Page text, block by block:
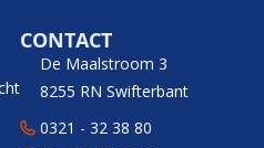
CONTACT
De Maalstroom 3
8255 RN Swifterbant
0321 - 32 38 80